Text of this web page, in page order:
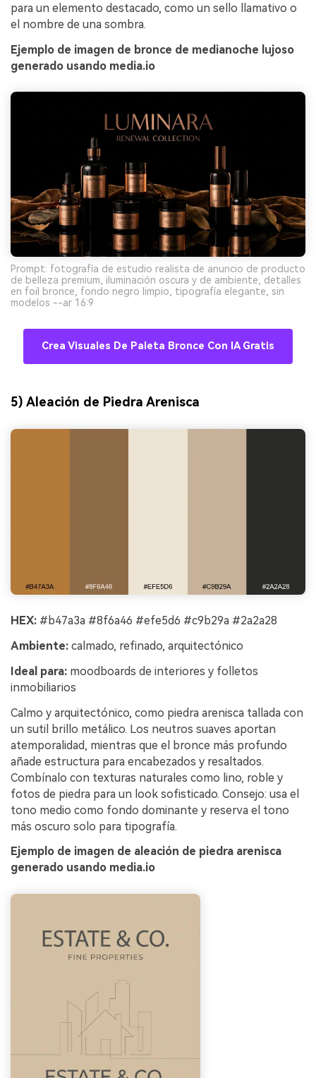
para un elemento destacado, como un sello llamativo o
el nombre de una sombra.
Ejemplo de imagen de bronce de medianoche lujoso
generado usando media.io
Prompt: fotografía de estudio realista de anuncio de producto
de belleza premium, iluminación oscura y de ambiente, detalles
en foil bronce, fondo negro limpio, tipografía elegante, sin
modelos --ar 16:9
Crea Visuales De Paleta Bronce Con IA Gratis
5) Aleación de Piedra Arenisca
HEX: #b47a3a #8f6a46 #efe5d6 #c9b29a #2a2a28
Ambiente: calmado, refinado, arquitectónico
Ideal para: moodboards de interiores y folletos
inmobiliarios
Calmo y arquitectónico, como piedra arenisca tallada con
un sutil brillo metálico. Los neutros suaves aportan
atemporalidad, mientras que el bronce más profundo
añade estructura para encabezados y resaltados.
Combínalo con texturas naturales como lino, roble y
fotos de piedra para un look sofisticado. Consejo: usa el
tono medio como fondo dominante y reserva el tono
más oscuro solo para tipografía.
Ejemplo de imagen de aleación de piedra arenisca
generado usando media.io